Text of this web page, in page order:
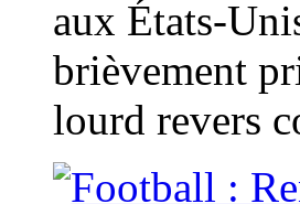
aux États-
brièvement
lourd revers